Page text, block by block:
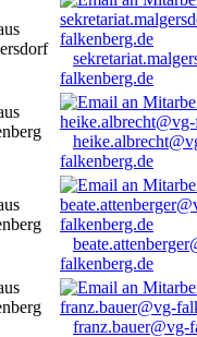
falkenberg.de
falkenberg.de
falkenberg.de
franz.bauer@vg-